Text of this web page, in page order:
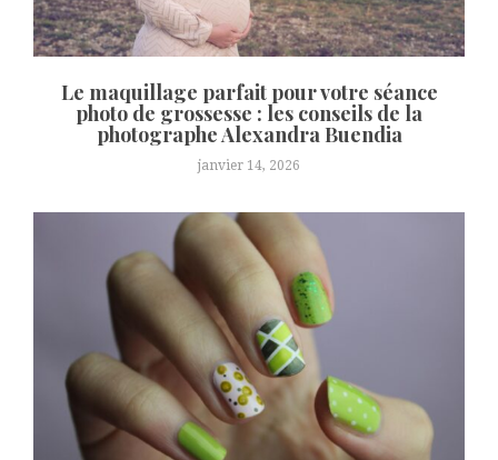
Le maquillage parfait pour votre séance
photo de grossesse : les conseils de la
photographe Alexandra Buendia
janvier 14, 2026